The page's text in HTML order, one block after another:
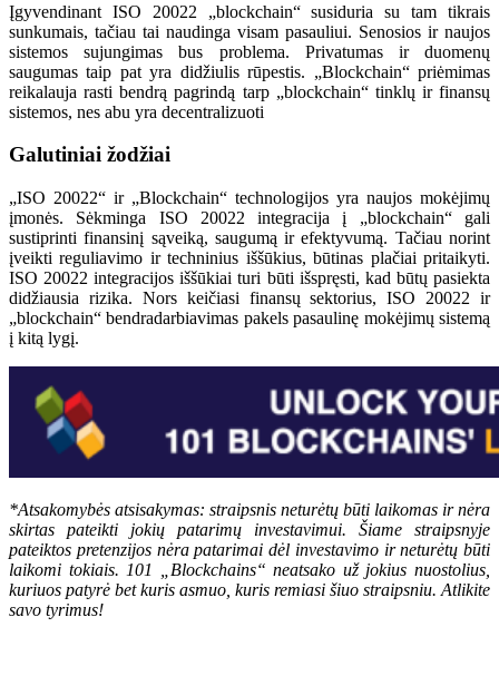
Įgyvendinant ISO 20022 „blockchain“ susiduria su tam tikrais
sunkumais, tačiau tai naudinga visam pasauliui. Senosios ir naujos
sistemos sujungimas bus problema. Privatumas ir duomenų
saugumas taip pat yra didžiulis rūpestis. „Blockchain“ priėmimas
reikalauja rasti bendrą pagrindą tarp „blockchain“ tinklų ir finansų
sistemos, nes abu yra decentralizuoti
Galutiniai žodžiai
„ISO 20022“ ir „Blockchain“ technologijos yra naujos mokėjimų
įmonės. Sėkminga ISO 20022 integracija į „blockchain“ gali
sustiprinti finansinį sąveiką, saugumą ir efektyvumą. Tačiau norint
įveikti reguliavimo ir techninius iššūkius, būtinas plačiai pritaikyti.
ISO 20022 integracijos iššūkiai turi būti išspręsti, kad būtų pasiekta
didžiausia rizika. Nors keičiasi finansų sektorius, ISO 20022 ir
„blockchain“ bendradarbiavimas pakels pasaulinę mokėjimų sistemą
į kitą lygį.
*Atsakomybės atsisakymas: straipsnis neturėtų būti laikomas ir nėra
skirtas pateikti jokių patarimų investavimui. Šiame straipsnyje
pateiktos pretenzijos nėra patarimai dėl investavimo ir neturėtų būti
laikomi tokiais. 101 „Blockchains“ neatsako už jokius nuostolius,
kuriuos patyrė bet kuris asmuo, kuris remiasi šiuo straipsniu. Atlikite
savo tyrimus!